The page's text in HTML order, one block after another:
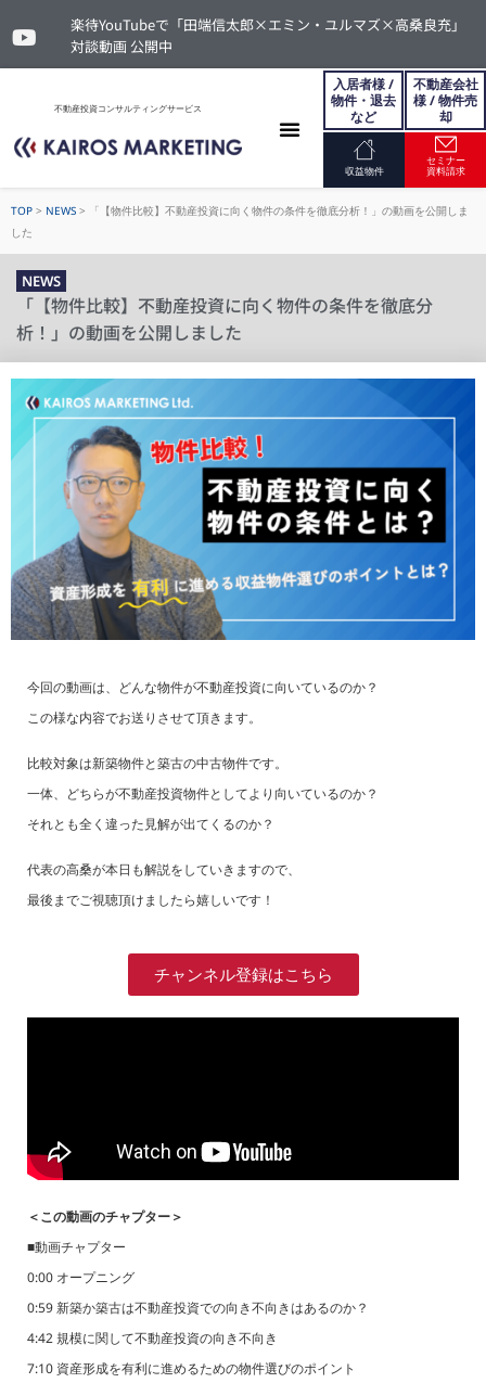
楽待YouTubeで「田端信太郎×エミン・ユルマズ×高桑良充」
対談動画 公開中
不動産投資コンサルティングサービス
入居者様 /
物件・退去
など
不動産会社
様 / 物件売
却
収益物件
セミナー
資料請求
TOP > NEWS >
「【物件比較】不動産投資に向く物件の条件を徹底分析！」の動画を公開しま
した
NEWS
「【物件比較】不動産投資に向く物件の条件を徹底分
析！」の動画を公開しました
今回の動画は、どんな物件が不動産投資に向いているのか？
この様な内容でお送りさせて頂きます。
比較対象は新築物件と築古の中古物件です。
一体、どちらが不動産投資物件としてより向いているのか？
それとも全く違った見解が出てくるのか？
代表の高桑が本日も解説をしていきますので、
最後までご視聴頂けましたら嬉しいです！
チャンネル登録はこちら
＜この動画のチャプター＞
■動画チャプター
0:00 オープニング
0:59 新築か築古は不動産投資での向き不向きはあるのか？
4:42 規模に関して不動産投資の向き不向き
7:10 資産形成を有利に進めるための物件選びのポイント